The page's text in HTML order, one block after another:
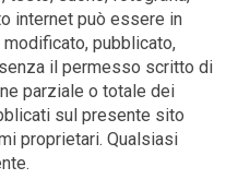
internet può essere in
pubblicato,
il permesso scritto di
parziale o totale dei
sul presente sito
proprietari. Qualsiasi